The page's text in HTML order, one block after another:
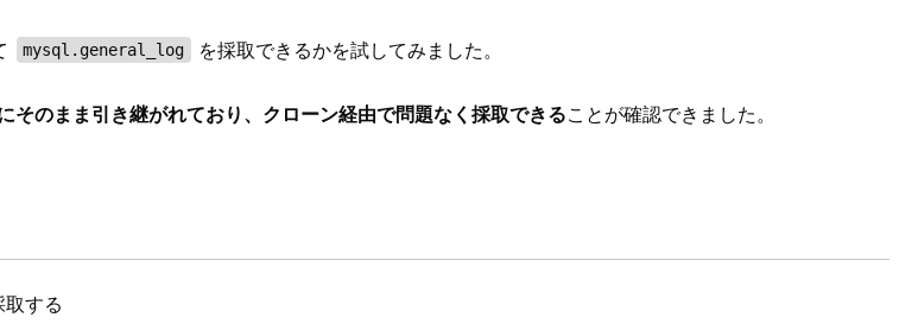
mysql.general_log を採取できるかを試してみました。
のまま引き継がれており、クローン経由で問題なく採取できることが確認できました。
する